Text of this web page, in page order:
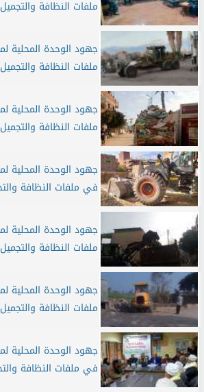
ملفات النظافة
جهود الوحدة المحلية
ملفات النظافة
جهود الوحدة المحلية
ملفات النظافة
جهود الوحدة المحلية
في ملفات النظافة
جهود الوحدة المحلية
ملفات النظافة
جهود الوحدة المحلية
ملفات النظافة
جهود الوحدة المحلية
في ملفات النظافة